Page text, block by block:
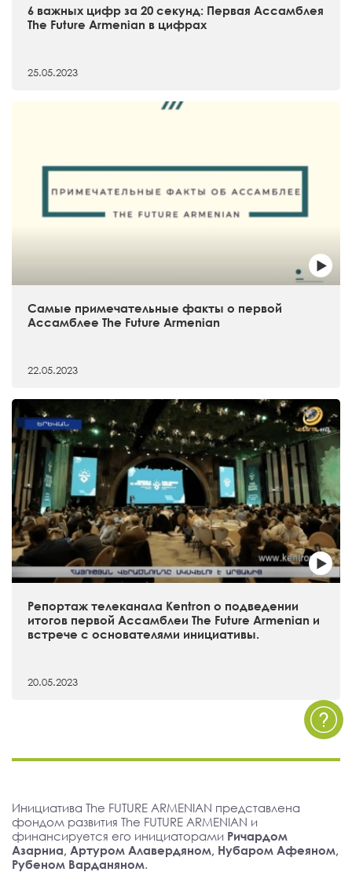
6 важных цифр за 20 секунд: Первая Ассамблея
The Future Armenian в цифрах
25.05.2023
Самые примечательные факты о первой
Ассамблее The Future Armenian
22.05.2023
Репортаж телеканала Kentron о подведении
итогов первой Ассамблеи The Future Armenian и
встрече с основателями инициативы.
20.05.2023
Инициатива The FUTURE ARMENIAN представлена
фондом развития The FUTURE ARMENIAN и
финансируется его инициаторами Ричардом
Азарниа, Артуром Алавердяном, Нубаром Афеяном,
Рубеном Варданяном.